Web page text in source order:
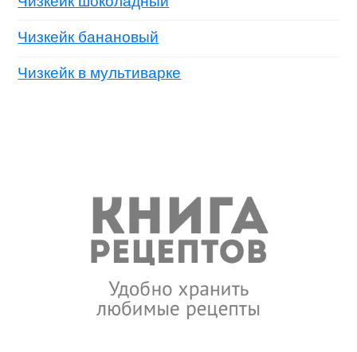
Чизкейк банановый
Чизкейк в мультиварке